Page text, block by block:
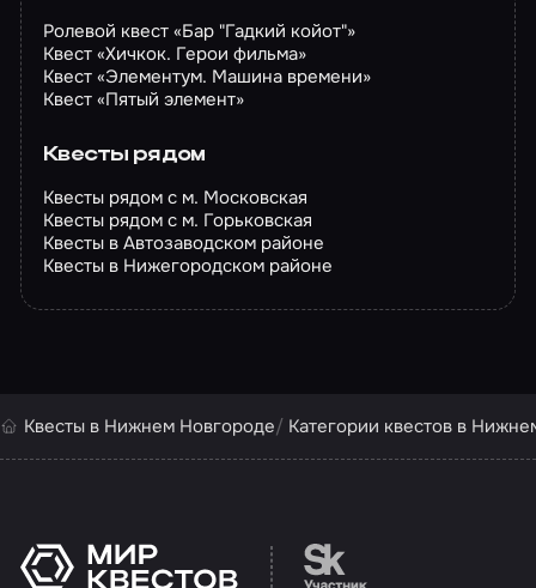
Ролевой квест «Бар "Гадкий койот"»
Квест «Хичкок. Герои фильма»
Квест «Элементум. Машина времени»
Квест «Пятый элемент»
Квесты рядом
Квесты рядом с м. Московская
Квесты рядом с м. Горьковская
Квесты в Автозаводском районе
Квесты в Нижегородском районе
Квесты в Нижнем Новгороде Категории квестов в
Перейти на сайт